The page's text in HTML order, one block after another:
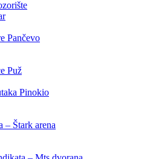
Pančevo
Puž
Pinokio
– Štark arena